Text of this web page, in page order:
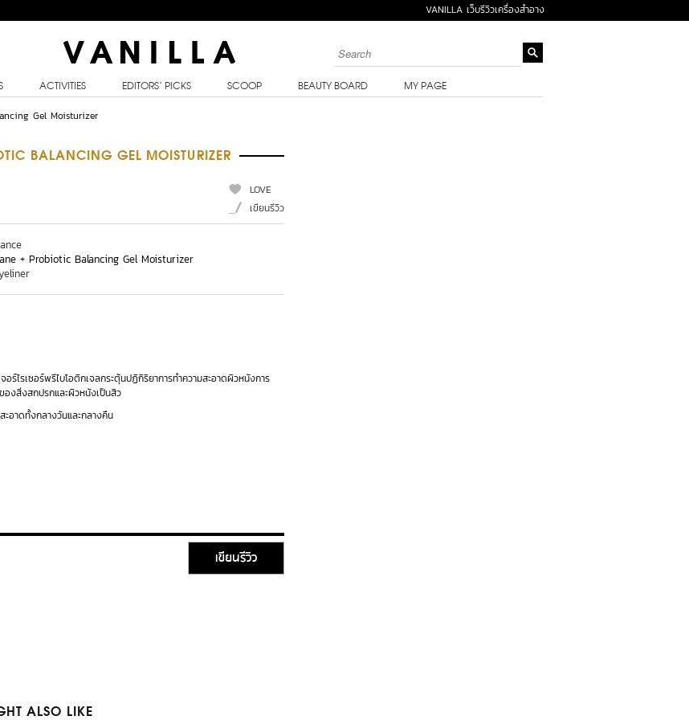
VANILLA เว็บรีวิวเครื่องสำอาง
ACTIVITIES EDITORS’ PICKS SCOOP BEAUTY BOARD MY PAGE
Gel Moisturizer
BALANCING GEL MOISTURIZER
LOVE
เขียนรีวิว
+ Probiotic Balancing Gel Moisturizer
อร์ไรเซอร์พรีไบโอติกเจลกระตุ้นปฏิกิริยาการทำความสะอาดผิวหนังการ
งสิ่งสกปรกและผิวหนังเป็นสิว
ะอาดทั้งกลางวันและกลางคืน
เขียนรีวิว
ALSO LIKE